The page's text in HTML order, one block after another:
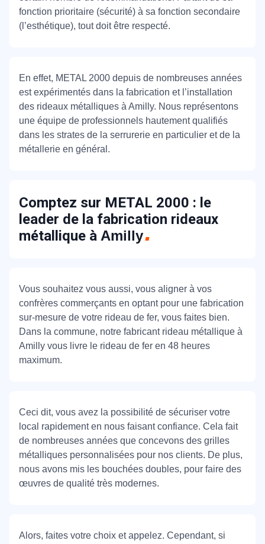
fonction prioritaire (sécurité) à sa fonction secondaire
(l’esthétique), tout doit être respecté.
En effet, METAL 2000 depuis de nombreuses années
est expérimentés dans la fabrication et l’installation
des rideaux métalliques à Amilly. Nous représentons
une équipe de professionnels hautement qualifiés
dans les strates de la serrurerie en particulier et de la
métallerie en général.
Comptez sur METAL 2000 : le
leader de la fabrication rideaux
métallique à Amilly
Vous souhaitez vous aussi, vous aligner à vos
confrères commerçants en optant pour une fabrication
sur-mesure de votre rideau de fer, vous faites bien.
Dans la commune, notre fabricant rideau métallique à
Amilly vous livre le rideau de fer en 48 heures
maximum.
Ceci dit, vous avez la possibilité de sécuriser votre
local rapidement en nous faisant confiance. Cela fait
de nombreuses années que concevons des grilles
métalliques personnalisées pour nos clients. De plus,
nous avons mis les bouchées doubles, pour faire des
œuvres de qualité très modernes.
Alors, faites votre choix et appelez. Cependant, si